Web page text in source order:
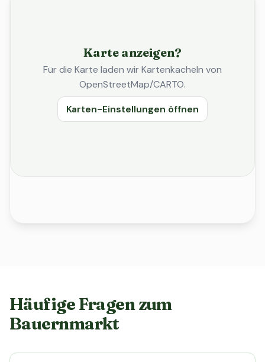
Karte anzeigen?
Für die Karte laden wir Kartenkacheln von
OpenStreetMap/CARTO.
Karten-Einstellungen öffnen
Häufige Fragen zum
Bauernmarkt